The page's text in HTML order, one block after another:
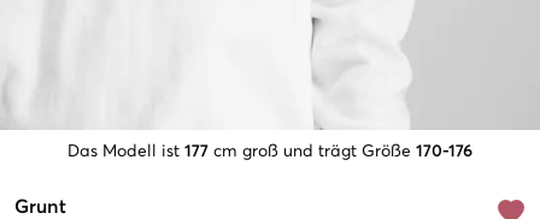
Das Modell ist 177 cm groß und trägt Größe 170-176
Grunt